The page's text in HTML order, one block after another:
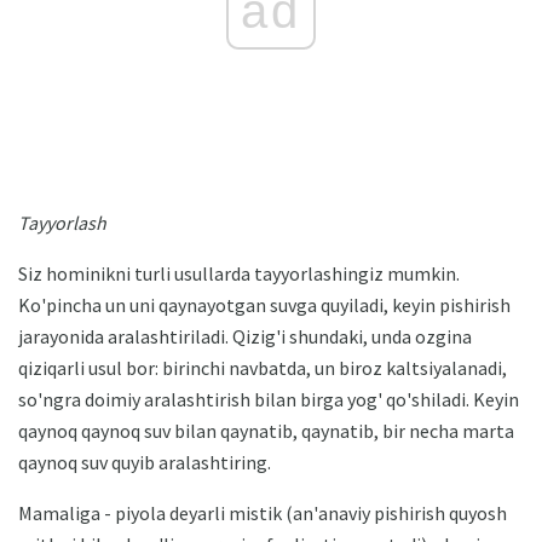
ad
Tayyorlash
Siz hominikni turli usullarda tayyorlashingiz mumkin.
Ko'pincha un uni qaynayotgan suvga quyiladi, keyin pishirish
jarayonida aralashtiriladi. Qizig'i shundaki, unda ozgina
qiziqarli usul bor: birinchi navbatda, un biroz kaltsiyalanadi,
so'ngra doimiy aralashtirish bilan birga yog' qo'shiladi. Keyin
qaynoq qaynoq suv bilan qaynatib, qaynatib, bir necha marta
qaynoq suv quyib aralashtiring.
Mamaliga - piyola deyarli mistik (an'anaviy pishirish quyosh